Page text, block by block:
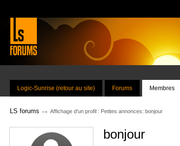
Logic-Sunrise (retour au site) Forums Membres
LS forums → Affichage d'un profil : Petites annonces: bonjour
bonjour